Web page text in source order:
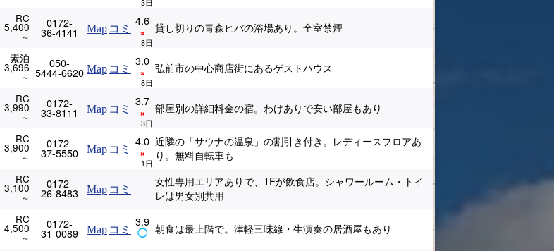
RC
5,400 0172-
36-4141 Map コミ 4.6
× 貸し切りの青森ヒバの浴場あり。全室禁煙
素泊
3,696 050-
5444-6620 Map コミ 3.0
× 弘前市の中心商店街にあるゲストハウス
RC
3,990 0172-
33-8111 Map コミ 3.7
× 部屋別の詳細料金の宿。わけありで安い部屋もあり
RC
3,900 0172-
37-5550 Map コミ 4.0
×
近隣の「サウナの温泉」の割引き付き。レディースフロアあ
り。無料自転車も
RC
3,100 0172-
26-8483 Map コミ
女性専用エリアありで、1Fが飲食店。シャワールーム・トイ
レは男女別共用
RC
4,500 0172-
31-0089 Map コミ 3.9
◯ 朝食は最上階で。津軽三味線・生演奏の居酒屋もあり